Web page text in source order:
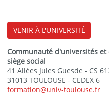
VENIR À L'UNIVERSITÉ
Communauté d'universités
siège social
41 Allées Jules Guesde - CS
31013 TOULOUSE - CEDEX 6
formation@univ-toulouse.fr